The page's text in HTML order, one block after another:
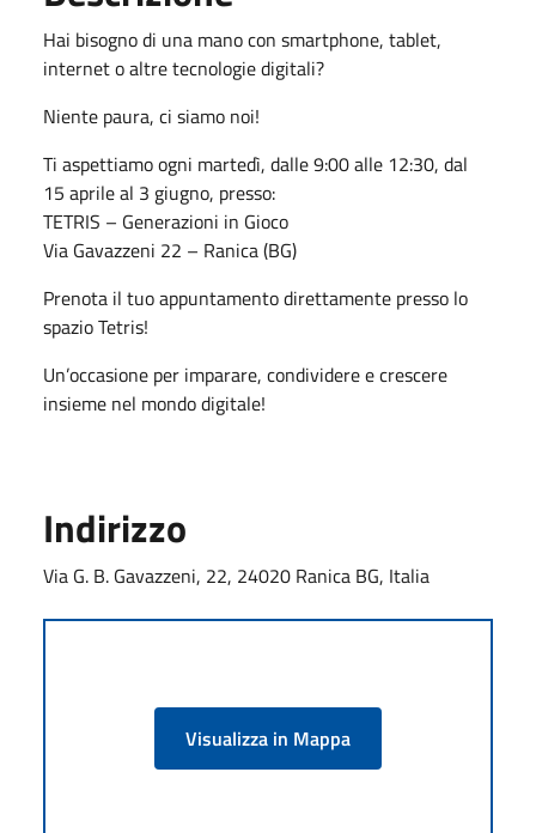
Hai bisogno di una mano con smartphone, tablet,
internet o altre tecnologie digitali?
Niente paura, ci siamo noi!
Ti aspettiamo ogni martedì, dalle 9:00 alle 12:30, dal
15 aprile al 3 giugno, presso:
TETRIS – Generazioni in Gioco
Via Gavazzeni 22 – Ranica (BG)
Prenota il tuo appuntamento direttamente presso lo
spazio Tetris!
Un’occasione per imparare, condividere e crescere
insieme nel mondo digitale!
Indirizzo
Via G. B. Gavazzeni, 22, 24020 Ranica BG, Italia
Visualizza in Mappa